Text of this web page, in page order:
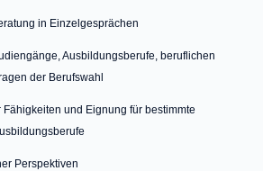
in Einzelgesprächen
Ausbildungsberufe, beruflichen
der Berufswahl
und Eignung für bestimmte
Perspektiven